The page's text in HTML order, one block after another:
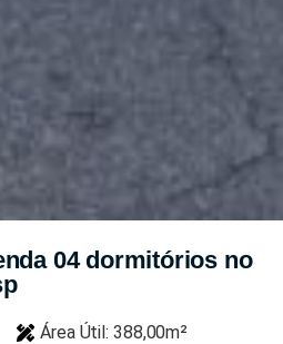
04 dormitórios no
Área Útil: 388,00m²